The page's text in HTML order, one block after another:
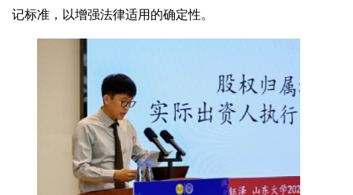
记标准，以增强法律适用的确定性。